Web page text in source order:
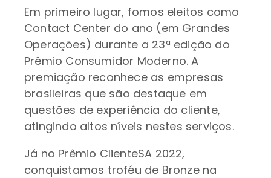
Em primeiro lugar, fomos eleitos como
Contact Center do ano (em Grandes
Operações) durante a 23ª edição do
Prêmio Consumidor Moderno. A
premiação reconhece as empresas
brasileiras que são destaque em
questões de experiência do cliente,
atingindo altos níveis nestes serviços.
Já no Prêmio ClienteSA 2022,
conquistamos troféu de Bronze na